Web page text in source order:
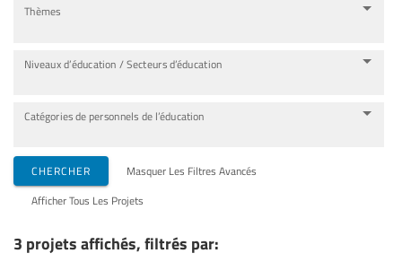
Thèmes
Niveaux d’éducation / Secteurs d’éducation
Catégories de personnels de l’éducation
CHERCHER Masquer Les Filtres Avancés
Afficher Tous Les Projets
3 projets affichés, filtrés par: